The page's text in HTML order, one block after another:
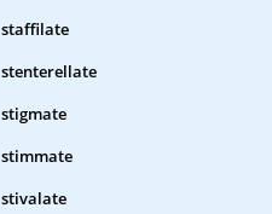
staffilate
stenterellate
stigmate
stimmate
stivalate